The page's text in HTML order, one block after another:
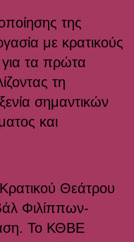
της
με κρατικούς
για τα πρώτα
τη
σημαντικών
και
Θεάτρου
Φιλίππων-
Το ΚΘΒΕ